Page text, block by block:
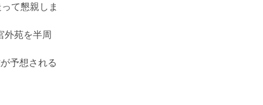
て懇親しま
外苑を半周
予想される